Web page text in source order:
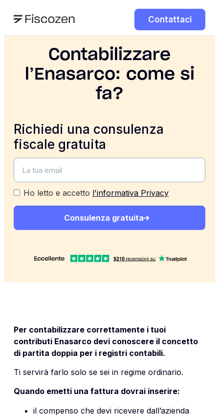
Contattaci
Contabilizzare
l’Enasarco: come si
fa?
Richiedi una consulenza
fiscale gratuita
Ho letto e accetto l'informativa Privacy
Consulenza gratuita
Per contabilizzare correttamente i tuoi
contributi Enasarco devi conoscere il concetto
di partita doppia per i registri contabili.
Ti servirà farlo solo se sei in regime ordinario.
Quando emetti una fattura dovrai inserire:
il compenso che devi ricevere dall’azienda